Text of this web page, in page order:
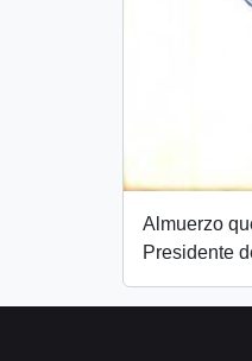
Almuerzo
Presidente